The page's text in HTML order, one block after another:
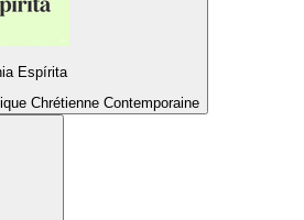
Espírita
Chrétienne Contemporaine